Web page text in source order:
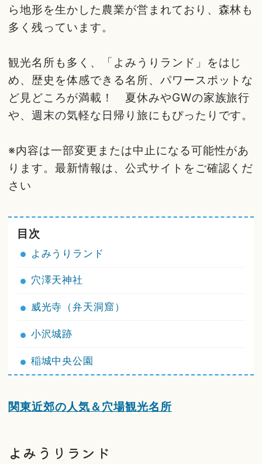
ら地形を生かした農業が営まれており、森林も
多く残っています。
観光名所も多く、「よみうりランド」をはじ
め、歴史を体感できる名所、パワースポットな
ど見どころが満載！ 夏休みやGWの家族旅行
や、週末の気軽な日帰り旅にもぴったりです。
※内容は一部変更または中止になる可能性があ
ります。最新情報は、公式サイトをご確認くだ
さい
目次
よみうりランド
穴澤天神社
威光寺（弁天洞窟）
小沢城跡
稲城中央公園
関東近郊の人気＆穴場観光名所
よみうりランド